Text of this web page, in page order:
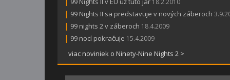
18.2.2010
| 99 Nights II sa predstavuje v nových záberoch
| 99 nights 2 v záberoch 18.4.2009
| 99 nocí pokračuje 15.4.2009
viac noviniek o Ninety-Nine Nights 2 >